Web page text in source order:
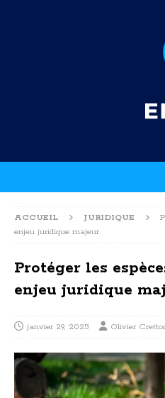
ACCUEIL JURIDIQUE
enjeu juridique majeur
Protéger les
enjeu juridique
janvier 29, 2025 Olivier